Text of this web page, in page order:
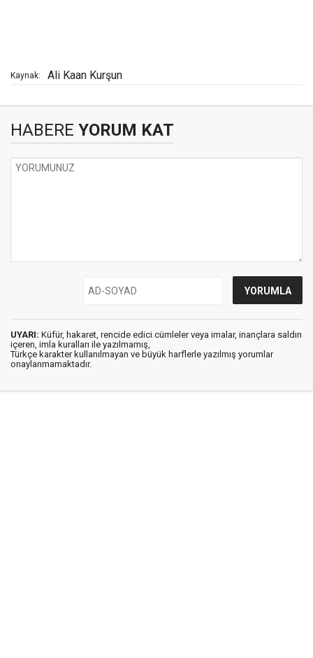
Kaynak: Ali Kaan Kurşun
HABERE YORUM KAT
UYARI: Küfür, hakaret, rencide edici cümleler veya imalar, inançlara saldırı
içeren, imla kuralları ile yazılmamış,
Türkçe karakter kullanılmayan ve büyük harflerle yazılmış yorumlar
onaylanmamaktadır.